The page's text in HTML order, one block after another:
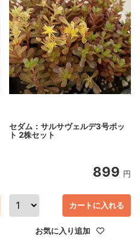
セダム：サルサヴェルデ3号ポッ
ト 2株セット
899 円
お気に入り追加
カートに入れる